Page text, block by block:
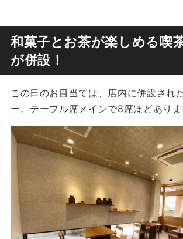
和菓子とお茶が楽しめる喫
が併設！
この日のお目当ては、店内に併設され
ー。テーブル席メインで8席ほどありま